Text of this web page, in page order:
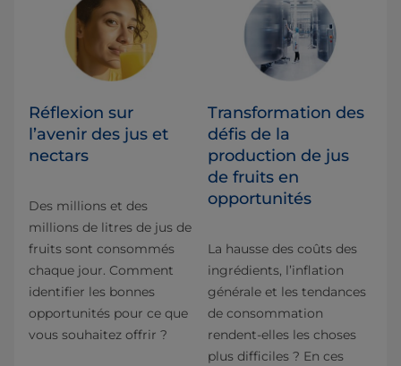
Réflexion sur
l’avenir des jus et
nectars
Des millions et des
millions de litres de jus de
fruits sont consommés
chaque jour. Comment
identifier les bonnes
opportunités pour ce que
vous souhaitez offrir ?
Transformation des
défis de la
production de jus
de fruits en
opportunités
La hausse des coûts des
ingrédients, l’inflation
générale et les tendances
de consommation
rendent-elles les choses
plus difficiles ? En ces